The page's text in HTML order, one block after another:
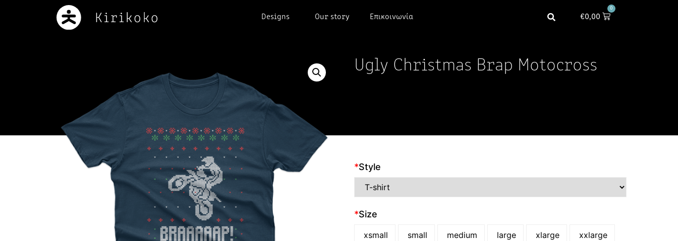
Designs Our story Επικοινωνία €0,00
0
Ugly Christmas Brap Motocross
*Style
*Size
xsmall small medium large xlarge xxlarge